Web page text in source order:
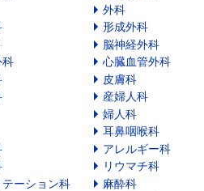
外科
形成外科
脳神経外科
科
心臓血管外科
皮膚科
産婦人科
婦人科
耳鼻咽喉科
アレルギー科
リウマチ科
テーション科
麻酔科